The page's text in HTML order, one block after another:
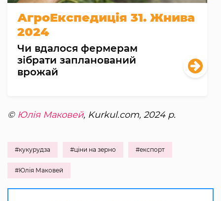
АгроЕкспедиція 31. Жнива
2024
Чи вдалося фермерам
зібрати запланований
врожай
© Юлія Маковей, Kurkul.com, 2024 р.
#кукурудза #ціни на зерно #експорт
#Юлія Маковей